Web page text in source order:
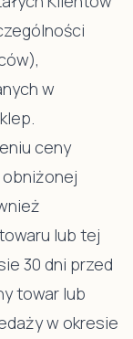
w
ceny
lub tej
30 dni przed
towar lub
w okresie